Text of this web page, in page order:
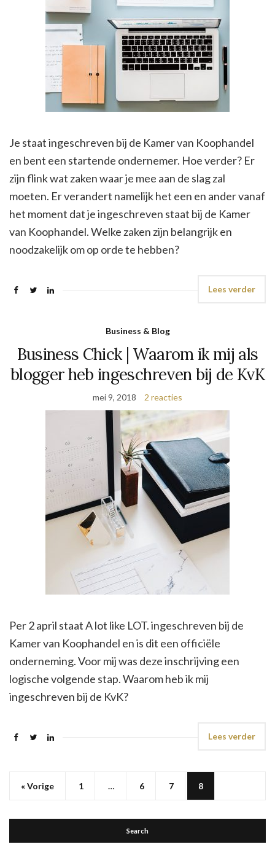
Je staat ingeschreven bij de Kamer van Koophandel
en bent een startende ondernemer. Hoe verder? Er
zijn flink wat zaken waar je mee aan de slag zal
moeten. Er verandert namelijk het een en ander vanaf
het moment dat je ingeschreven staat bij de Kamer
van Koophandel. Welke zaken zijn belangrijk en
noodzakelijk om op orde te hebben?
Lees verder
Business & Blog
Business Chick | Waarom ik mij als
blogger heb ingeschreven bij de KvK
mei 9, 2018 2 reacties
Per 2 april staat A lot like LOT. ingeschreven bij de
Kamer van Koophandel en is dit een officiële
onderneming. Voor mij was deze inschrijving een
logische volgende stap. Waarom heb ik mij
ingeschreven bij de KvK?
Lees verder
« Vorige 1 … 6 7 8
Search